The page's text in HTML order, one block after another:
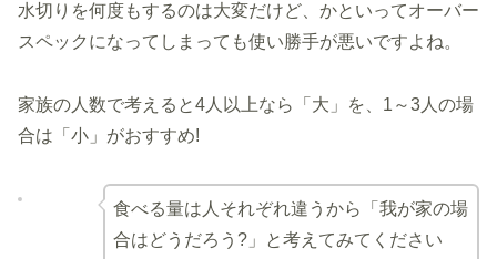
水切りを何度もするのは大変だけど、かといってオーバー
スペックになってしまっても使い勝手が悪いですよね。
家族の人数で考えると4人以上なら「大」を、1～3人の場
合は「小」がおすすめ!
食べる量は人それぞれ違うから「我が家の場
合はどうだろう?」と考えてみてください